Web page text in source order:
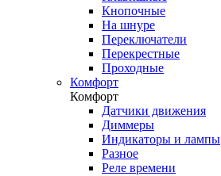
Кнопочные
На шнуре
Переключатели
Перекрестные
Проходные
Комфорт
Комфорт
Датчики движения
Диммеры
Индикаторы и лампы
Разное
Реле времени